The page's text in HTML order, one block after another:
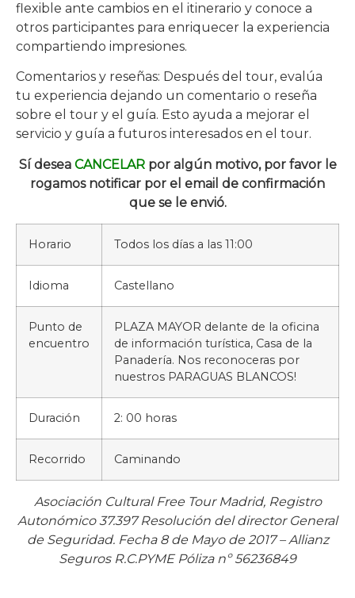
flexible ante cambios en el itinerario y conoce a
otros participantes para enriquecer la experiencia
compartiendo impresiones.
Comentarios y reseñas: Después del tour, evalúa
tu experiencia dejando un comentario o reseña
sobre el tour y el guía. Esto ayuda a mejorar el
servicio y guía a futuros interesados en el tour.
Sí desea CANCELARpor algún motivo, por favor le
rogamos notificar por el email de confirmación
que se le envió.
Horario Todos los días a las 11:00
Idioma Castellano
Punto de
encuentro
PLAZA MAYOR delante de la oficina
de información turística, Casa de la
Panadería. Nos reconoceras por
nuestros PARAGUAS BLANCOS!
Duración 2: 00 horas
Recorrido Caminando
Asociación Cultural Free Tour Madrid, Registro
Autonómico 37.397 Resolución del director General
de Seguridad. Fecha 8 de Mayo de 2017 – Allianz
Seguros R.C.PYME Póliza nº 56236849